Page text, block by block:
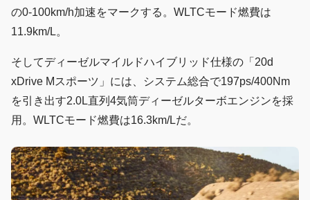
の0-100km/h加速をマークする。WLTCモード燃費は
11.9km/L。
そしてディーゼルマイルドハイブリッド仕様の「20d
xDrive Mスポーツ」には、システム総合で197ps/400Nm
を引き出す2.0L直列4気筒ディーゼルターボエンジンを採
用。WLTCモード燃費は16.3km/Lだ。